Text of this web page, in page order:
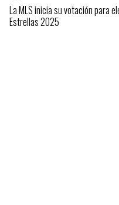
La MLS inicia su votación para
Estrellas 2025